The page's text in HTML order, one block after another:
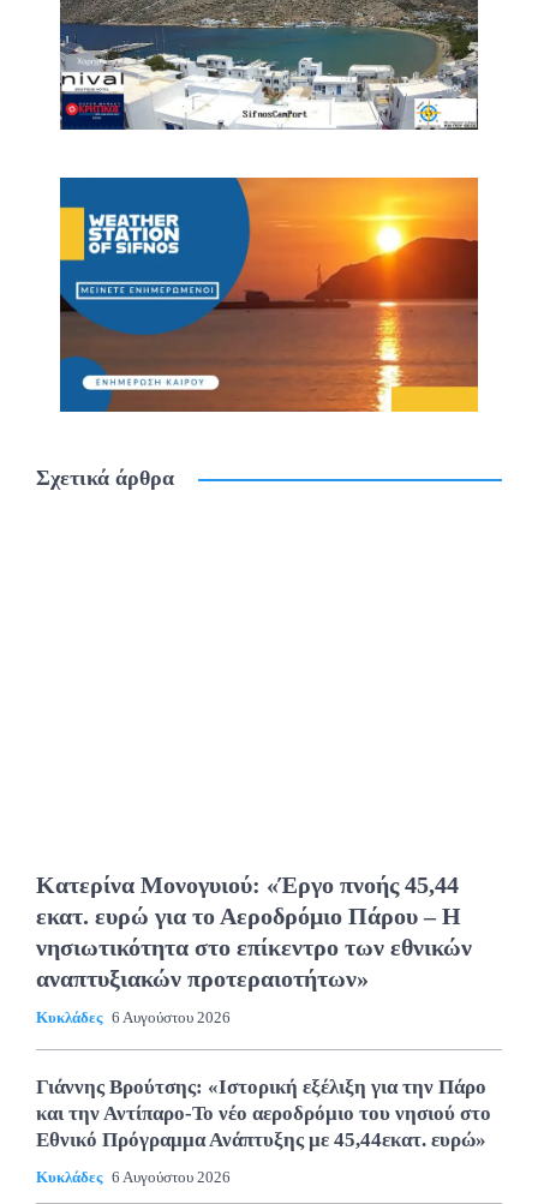
Σχετικά άρθρα
Κατερίνα Μονογυιού: «Έργο πνοής 45,44
εκατ. ευρώ για το Αεροδρόμιο Πάρου – Η
νησιωτικότητα στο επίκεντρο των εθνικών
αναπτυξιακών προτεραιοτήτων»
Κυκλάδες 6 Αυγούστου 2026
Γιάννης Βρούτσης: «Ιστορική εξέλιξη για την Πάρο
και την Αντίπαρο-Το νέο αεροδρόμιο του νησιού στο
Εθνικό Πρόγραμμα Ανάπτυξης με 45,44εκατ. ευρώ»
Κυκλάδες 6 Αυγούστου 2026